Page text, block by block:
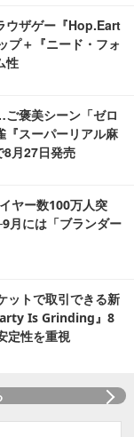
ウザゲー『Hop.Eart
プ＋『ニード・フォ
性
褒美シーン「ゼロ
『スーパーリアル麻
月27日発売
ヤー数100万人突
月には「ブランダー
ットで取引できる新
Is Grinding』8
定性を重視